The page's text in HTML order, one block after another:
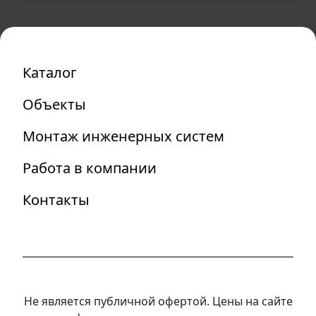
Каталог
Объекты
Монтаж инженерных систем
Работа в компании
Контакты
Не является публичной офертой. Цены на сайте